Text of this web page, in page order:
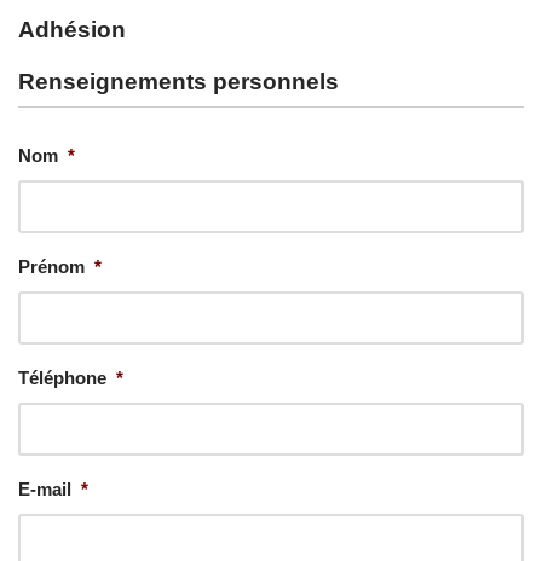
Adhésion
Renseignements personnels
Nom *
Prénom *
Téléphone *
E-mail *